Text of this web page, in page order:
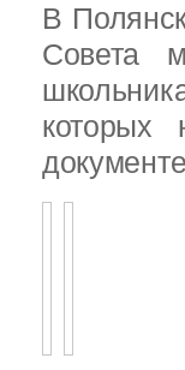
В
Совета
которых